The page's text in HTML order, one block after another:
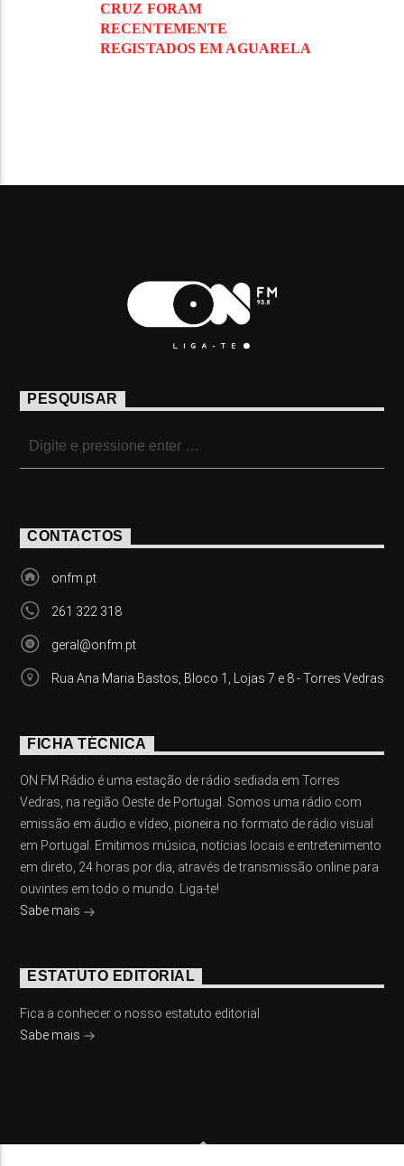
CRUZ FORAM
RECENTEMENTE
REGISTADOS EM AGUARELA
PESQUISAR
CONTACTOS
onfm.pt
261 322 318
geral@onfm.pt
Rua Ana Maria Bastos, Bloco 1, Lojas 7 e 8 - Torres Vedras
FICHA TÉCNICA
ON FM Rádio é uma estação de rádio sediada em Torres
Vedras, na região Oeste de Portugal. Somos uma rádio com
emissão em áudio e vídeo, pioneira no formato de rádio visual
em Portugal. Emitimos música, notícias locais e entretenimento
em direto, 24 horas por dia, através de transmissão online para
ouvintes em todo o mundo. Liga-te!
Sabe mais
ESTATUTO EDITORIAL
Fica a conhecer o nosso estatuto editorial
Sabe mais